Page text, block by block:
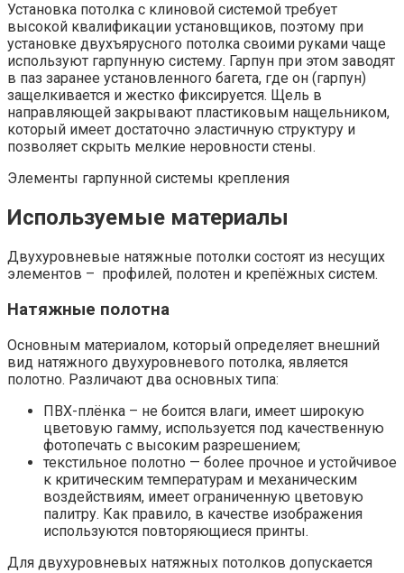
Установка потолка с клиновой системой требует
высокой квалификации установщиков, поэтому при
установке двухъярусного потолка своими руками чаще
используют гарпунную систему. Гарпун при этом заводят
в паз заранее установленного багета, где он (гарпун)
защелкивается и жестко фиксируется. Щель в
направляющей закрывают пластиковым нащельником,
который имеет достаточно эластичную структуру и
позволяет скрыть мелкие неровности стены.
Элементы гарпунной системы крепления
Используемые материалы
Двухуровневые натяжные потолки состоят из несущих
элементов – профилей, полотен и крепёжных систем.
Натяжные полотна
Основным материалом, который определяет внешний
вид натяжного двухуровневого потолка, является
полотно. Различают два основных типа:
ПВХ-плёнка – не боится влаги, имеет широкую
цветовую гамму, используется под качественную
фотопечать с высоким разрешением;
текстильное полотно — более прочное и устойчивое
к критическим температурам и механическим
воздействиям, имеет ограниченную цветовую
палитру. Как правило, в качестве изображения
используются повторяющиеся принты.
Для двухуровневых натяжных потолков допускается